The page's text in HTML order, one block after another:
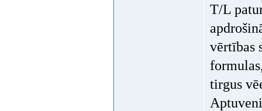
T/L
vērtības
tirgus